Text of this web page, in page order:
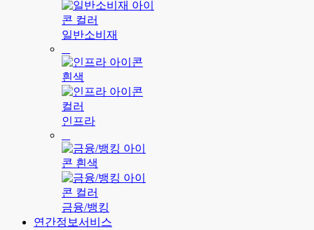
일반소비재
인프라
금융/뱅킹
연간정보서비스